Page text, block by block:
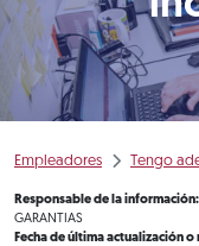
Empleadores Tengo
Responsable de la información:
GARANTIAS
Fecha de última actualización o